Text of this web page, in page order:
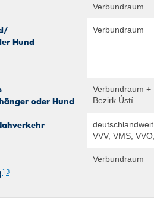
Verbundraum
Hund
Verbundraum
oder Hund
Verbundraum +
Bezirk Ústí
VVV, VMS,
13
Verbundraum